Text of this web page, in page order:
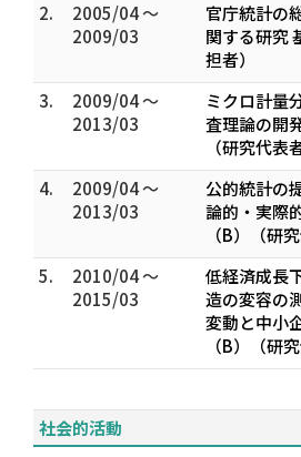
2.
2005/04 ～
2009/03
官庁統計の
関する研究
担者）
3.
2009/04 ～
2013/03
ミクロ計量
査理論の開
（研究代表
4.
2009/04 ～
2013/03
公的統計の
論的・実際
（B）（研
5.
2010/04 ～
2015/03
低経済成長
造の変容の
変動と中小
（B）（研
社会的活動